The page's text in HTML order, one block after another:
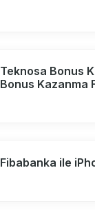
Teknosa Bonus
Bonus Kazanma
Fibabanka ile